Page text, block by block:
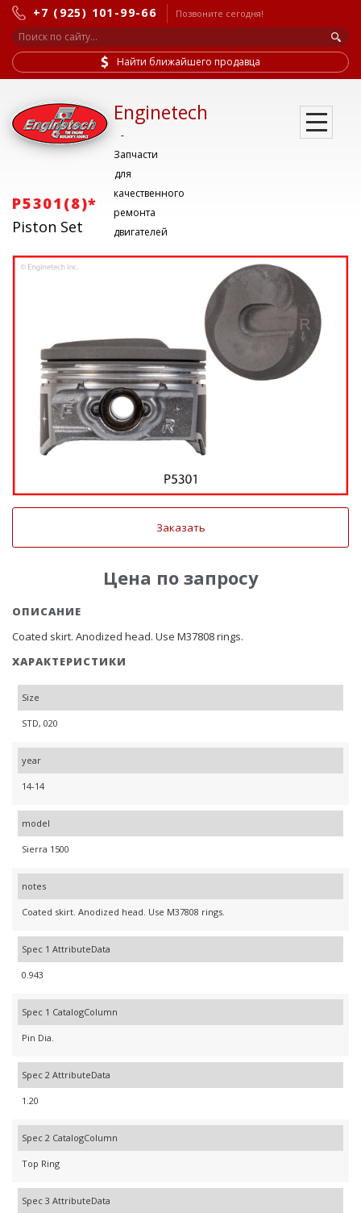
+7 (925) 101-99-66 Позвоните сегодня!
Найти ближайшего продавца
Enginetech
-
Запчасти
для
качественного
ремонта
двигателей
P5301(8)*
Piston Set
Заказать
Цена по запросу
ОПИСАНИЕ
Coated skirt. Anodized head. Use M37808 rings.
ХАРАКТЕРИСТИКИ
Size
STD, 020
year
14-14
model
Sierra 1500
notes
Coated skirt. Anodized head. Use M37808 rings.
Spec 1 AttributeData
0.943
Spec 1 CatalogColumn
Pin Dia.
Spec 2 AttributeData
1.20
Spec 2 CatalogColumn
Top Ring
Spec 3 AttributeData